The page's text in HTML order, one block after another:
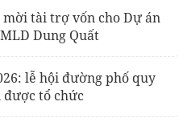
mời tài trợ vốn cho Dự án
Dung Quất
lễ hội đường phố quy
được tổ chức